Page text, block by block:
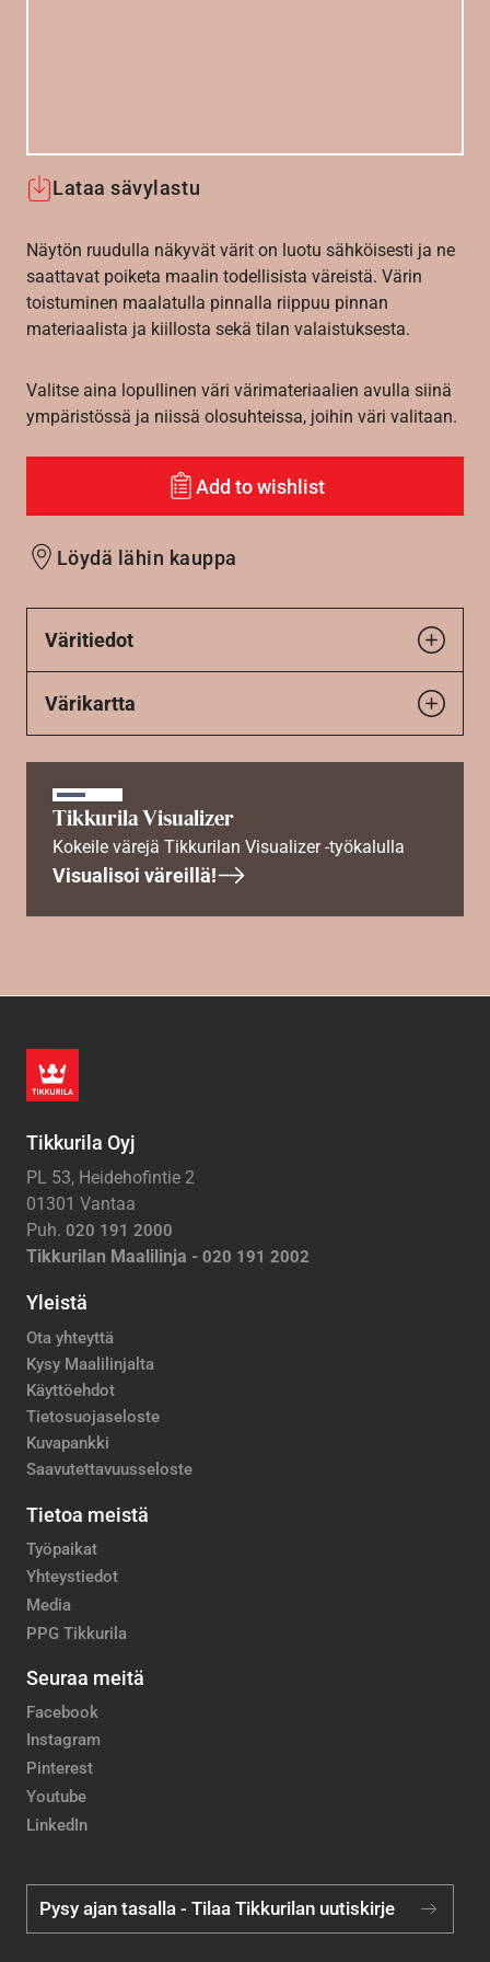
Lataa sävylastu
Näytön ruudulla näkyvät värit on luotu sähköisesti ja ne
saattavat poiketa maalin todellisista väreistä. Värin
toistuminen maalatulla pinnalla riippuu pinnan
materiaalista ja kiillosta sekä tilan valaistuksesta.
Valitse aina lopullinen väri värimateriaalien avulla siinä
ympäristössä ja niissä olosuhteissa, joihin väri valitaan.
Add to wishlist
Löydä lähin kauppa
Väritiedot
Värikartta
Tikkurila Visualizer
Kokeile värejä Tikkurilan Visualizer -työkalulla
Visualisoi väreillä!
Tikkurila Oyj
PL 53, Heidehofintie 2
01301 Vantaa
Puh. 020 191 2000
Tikkurilan Maalilinja - 020 191 2002
Yleistä
Ota yhteyttä
Kysy Maalilinjalta
Käyttöehdot
Tietosuojaseloste
Kuvapankki
Saavutettavuusseloste
Tietoa meistä
Työpaikat
Yhteystiedot
Media
PPG Tikkurila
Seuraa meitä
Facebook
Instagram
Pinterest
Youtube
LinkedIn
Pysy ajan tasalla - Tilaa Tikkurilan uutiskirje